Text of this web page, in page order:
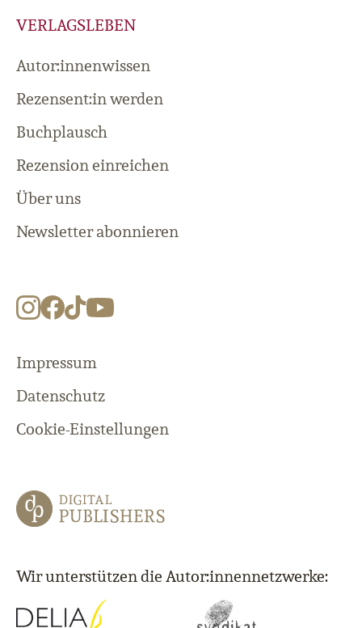
VERLAGSLEBEN
Autor:innenwissen
Rezensent:in werden
Buchplausch
Rezension einreichen
Über uns
Newsletter abonnieren
Impressum
Datenschutz
Cookie-Einstellungen
Wir unterstützen die Autor:innennetzwerke: